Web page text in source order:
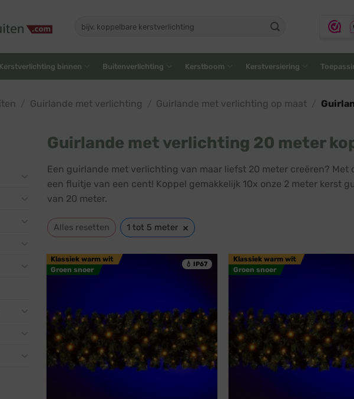
naar:
Kerstverlichting binnen Buitenverlichting Kerstboom Kerstversiering
Guirlande met verlichting Guirlande met verlichting op maat
Guirlande met verlichting 20 meter
Een guirlande met verlichting van maar liefst 20 meter creëren?
een fluitje van een cent! Koppel gemakkelijk 10x onze 2 meter kerst
van 20 meter.
Alles resetten 1 tot 5 meter ×
💧 IP67
Klassiek warm wit
Groen snoer
Klassiek warm wit
Groen snoer